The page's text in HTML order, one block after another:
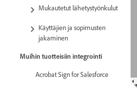
Mukautetut lähetystyönkulut
Käyttäjien ja sopimusten
jakaminen
Muihin tuotteisiin integrointi
Acrobat Sign for Salesforce